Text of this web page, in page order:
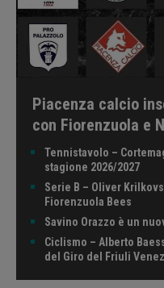
Piacenza calcio
con Fiorenzuola e
Tennistavolo –
stagione 2026/2027
Serie B – Oliver
Fiorenzuola Bees
Savino Orazzo è un
Ciclismo – Alberto
del Giro del Friuli